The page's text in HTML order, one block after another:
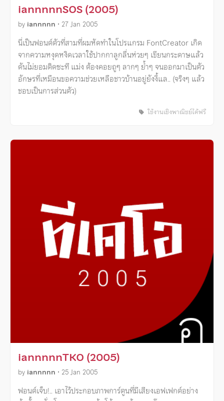
iannnnnSOS (2005)
by iannnnn • 27 Jan 2005
นี่เป็นฟอนต์ตัวที่สามที่ผมหัดทำในโปรแกรม FontCreator เกิด
จากความหงุดหงิดเวลาใช้ปากกาลูกลื่นห่วยๆ เขียนกระดาษแล้ว
ดันไม่ยอมติดซะที แม่ง ต้องคอยถูๆ ลากๆ ย้ำๆ จนออกมาเป็นตัว
อักษรที่เหมือนขอความช่วยเหลือชาวบ้านอยู่ยังงี้แล.. (จริงๆ แล้ว
ชอบเป็นการส่วนตัว)
ใช้งานเชิงพาณิชย์ได้ฟรี
iannnnnTKO (2005)
by iannnnn • 25 Jan 2005
ฟอนต์เจ็บ!.. เอาไว้ประกอบภาพการ์ตูนที่มีเสียงเอฟเฟกต์อย่าง